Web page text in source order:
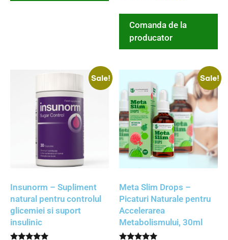
Comanda de la
producator
Sale!
Insunorm – Supliment
natural pentru controlul
glicemiei si suport
insulinic
Sale!
Meta Slim Drops –
Picaturi Naturale pentru
Accelerarea
Metabolismului, 30ml